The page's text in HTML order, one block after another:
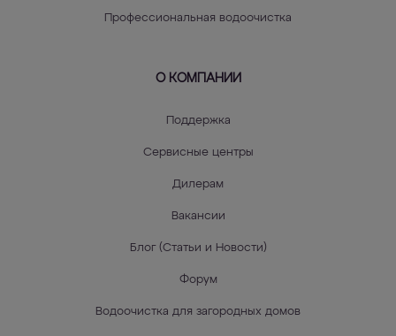
Профессиональная водоочистка
О КОМПАНИИ
Поддержка
Сервисные центры
Дилерам
Вакансии
Блог (Статьи и Новости)
Форум
Водоочистка для загородных домов